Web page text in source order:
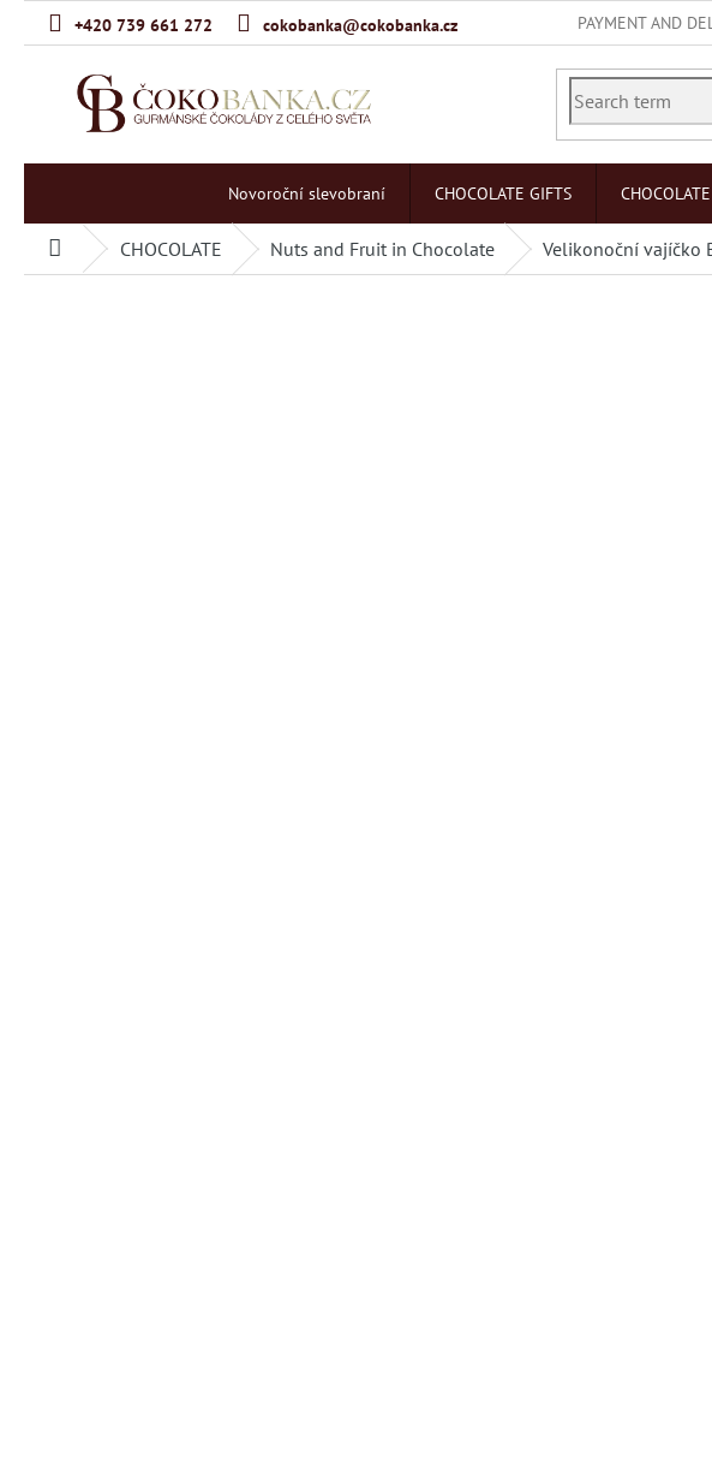
+420 739 661 272 cokobanka@cokobanka.cz PAYMENT AND
Novoroční slevobraní CHOCOLATE GIFTS CHOCOLATE
Home CHOCOLATE Nuts and Fruit in Chocolate Velikonoční vajíčko